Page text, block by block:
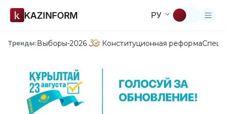
KAZINFORM РУ
Тренды:Выборы-2026 Конституционная реформа